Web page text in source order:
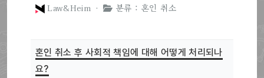
Law&Heim ·
분류 : 혼인 취소
혼인 취소 후 사회적 책임에 대해 어떻게 처리되나
요?